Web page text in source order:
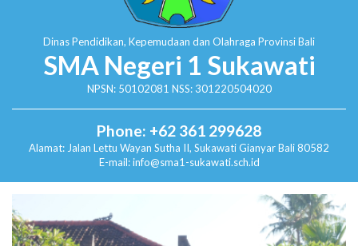
Dinas Pendidikan, Kepemudaan dan Olahraga Provinsi Bali
SMA Negeri 1 Sukawati
NPSN: 50102081 NSS: 301220504020
Phone: +62 361 299628
Alamat: Jalan Lettu Wayan Sutha II, SukawatiGianyar Bali 80582
E-mail: info@sma1-sukawati.sch.id